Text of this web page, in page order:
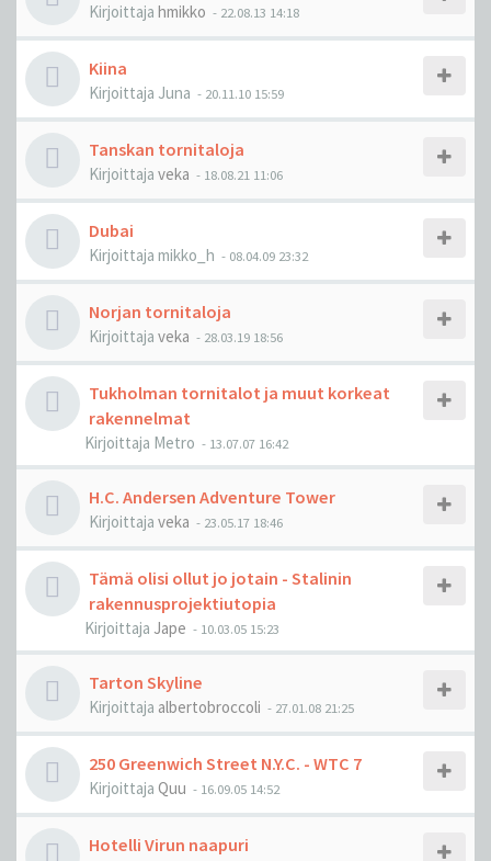
Kirjoittaja hmikko - 22.08.13 14:18
Kiina
Kirjoittaja Juna - 20.11.10 15:59
Tanskan tornitaloja
Kirjoittaja veka - 18.08.21 11:06
Dubai
Kirjoittaja mikko_h - 08.04.09 23:32
Norjan tornitaloja
Kirjoittaja veka - 28.03.19 18:56
Tukholman tornitalot ja muut korkeat
rakennelmat
Kirjoittaja Metro - 13.07.07 16:42
H.C. Andersen Adventure Tower
Kirjoittaja veka - 23.05.17 18:46
Tämä olisi ollut jo jotain - Stalinin
rakennusprojektiutopia
Kirjoittaja Jape - 10.03.05 15:23
Tarton Skyline
Kirjoittaja albertobroccoli - 27.01.08 21:25
250 Greenwich Street N.Y.C. - WTC 7
Kirjoittaja Quu - 16.09.05 14:52
Hotelli Virun naapuri